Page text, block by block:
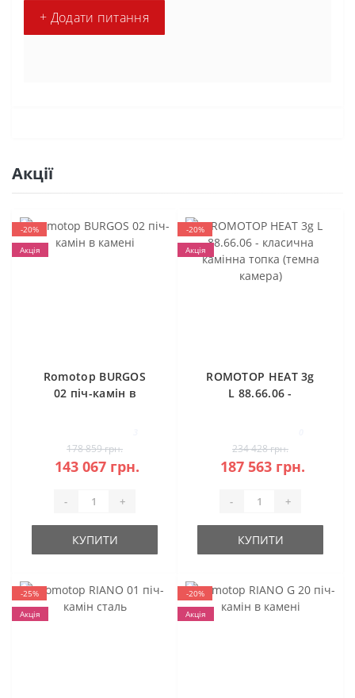
+ Додати питання
Акції
-20%
Акція
Romotop BURGOS
02 піч-камін в
178 859 грн.
143 067 грн.
- +
КУПИТИ
-20%
Акція
ROMOTOP HEAT 3g
L 88.66.06 -
камера)
234 428 грн.
187 563 грн.
- +
КУПИТИ
-25%
Акція
-20%
Акція